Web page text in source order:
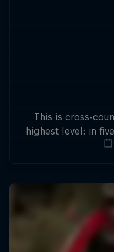
This is cross-
highest level: in
field of